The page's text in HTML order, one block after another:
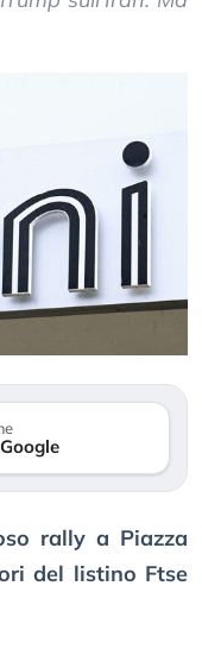
rally a Piazza
del listino Ftse